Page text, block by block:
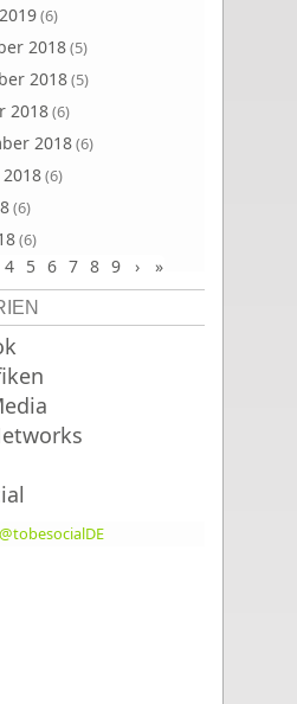
(6)
2018(5)
2018(5)
2018(6)
2018(6)
(6)
(6)
(6)
4 5 6 7 8 9 › »